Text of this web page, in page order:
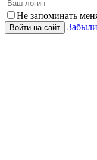
Не запоминать
Войти на сайт